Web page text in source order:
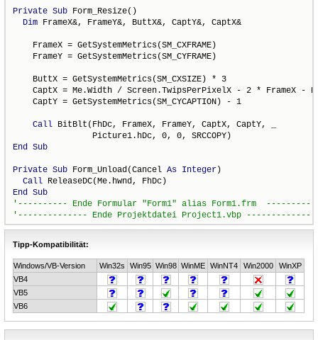
Private Sub Form_Resize()
Dim FrameX&, FrameY&, ButtX&, CaptY&, CaptX&
    FrameX = GetSystemMetrics(SM_CXFRAME)
    FrameY = GetSystemMetrics(SM_CYFRAME)
    ButtX = GetSystemMetrics(SM_CXSIZE) * 3
CaptX = Me.Width / Screen.TwipsPerPixelX - 2 * FrameX -
    CaptY = GetSystemMetrics(SM_CYCAPTION) - 1
Call BitBlt(FhDc, FrameX, FrameY, CaptX, CaptY, _
End Sub
Private Sub Form_Unload(Cancel As Integer)
Call
End Sub
Tipp-Kompatibilität:
Windows/VB-Version Win32s Win95 Win98 WinME WinNT4 Win2000
WinXP
VB4
VB5
VB6